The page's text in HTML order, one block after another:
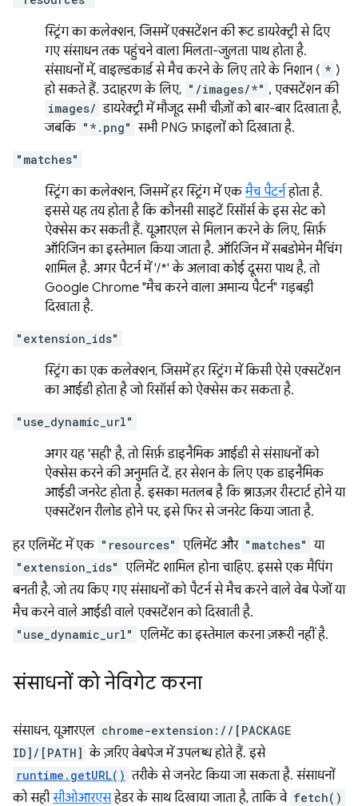
स्ट्रिंग का कलेक्शन, जिसमें एक्सटेंशन की रूट डायरेक्ट्री से दिए
गए संसाधन तक पहुंचने वाला मिलता-जुलता पाथ होता है.
संसाधनों में, वाइल्डकार्ड से मैच करने के लिए तारे के निशान ( * )
हो सकते हैं. उदाहरण के लिए, "/images/*" , एक्सटेंशन की
images/ डायरेक्ट्री में मौजूद सभी चीज़ों को बार-बार दिखाता है,
जबकि "*.png" सभी PNG फ़ाइलों को दिखाता है.
"matches"
स्ट्रिंग का कलेक्शन, जिसमें हर स्ट्रिंग में एकमैच पैटर्नहोता है.
इससे यह तय होता है कि कौनसी साइटें रिसॉर्स के इस सेट को
ऐक्सेस कर सकती हैं. यूआरएल से मिलान करने के लिए, सिर्फ़
ऑरिजिन का इस्तेमाल किया जाता है. ऑरिजिन में सबडोमेन मैचिंग
शामिल है. अगर पैटर्न में '/*' के अलावा कोई दूसरा पाथ है, तो
Google Chrome "मैच करने वाला अमान्य पैटर्न" गड़बड़ी
दिखाता है.
"extension_ids"
स्ट्रिंग का एक कलेक्शन, जिसमें हर स्ट्रिंग में किसी ऐसे एक्सटेंशन
का आईडी होता है जो रिसॉर्स को ऐक्सेस कर सकता है.
"use_dynamic_url"
अगर यह 'सही' है, तो सिर्फ़ डाइनैमिक आईडी से संसाधनों को
ऐक्सेस करने की अनुमति दें. हर सेशन के लिए एक डाइनैमिक
आईडी जनरेट होता है. इसका मतलब है कि ब्राउज़र रीस्टार्ट होने या
एक्सटेंशन रीलोड होने पर, इसे फिर से जनरेट किया जाता है.
हर एलिमेंट में एक "resources" एलिमेंट और "matches" या
"extension_ids" एलिमेंट शामिल होना चाहिए. इससे एक मैपिंग
बनती है, जो तय किए गए संसाधनों को पैटर्न से मैच करने वाले वेब पेजों या
मैच करने वाले आईडी वाले एक्सटेंशन को दिखाती है.
"use_dynamic_url" एलिमेंट का इस्तेमाल करना ज़रूरी नहीं है.
संसाधनों को नेविगेट करना
संसाधन, यूआरएल chrome-extension://[PACKAGE
ID]/[PATH] के ज़रिए वेबपेज में उपलब्ध होते हैं. इसे
runtime.getURL() तरीके से जनरेट किया जा सकता है. संसाधनों
को सहीसीओआरएसहेडर के साथ दिखाया जाता है, ताकि वे fetch()